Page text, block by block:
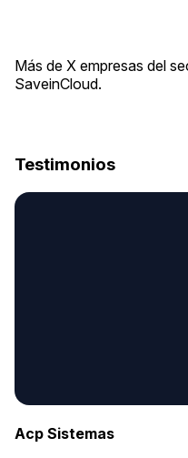
Más de X empresas del
SaveinCloud.
Testimonios
Acp Sistemas